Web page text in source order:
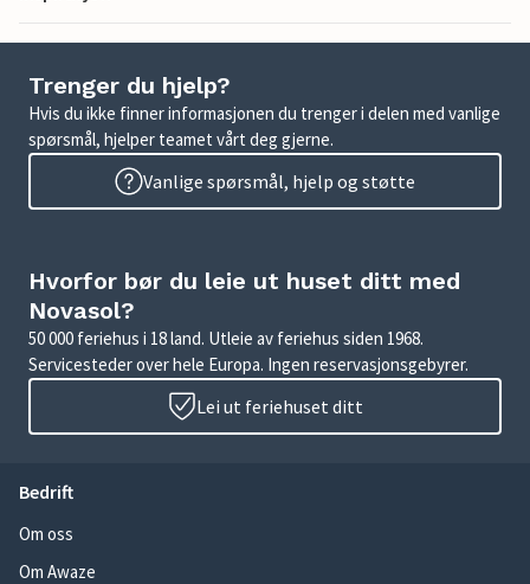
Trenger du hjelp?
Hvis du ikke finner informasjonen du trenger i delen med vanlige
spørsmål, hjelper teamet vårt deg gjerne.
Vanlige spørsmål, hjelp og støtte
Hvorfor bør du leie ut huset ditt med
Novasol?
50 000 feriehus i 18 land. Utleie av feriehus siden 1968.
Servicesteder over hele Europa. Ingen reservasjonsgebyrer.
Lei ut feriehuset ditt
Bedrift
Om oss
Om Awaze